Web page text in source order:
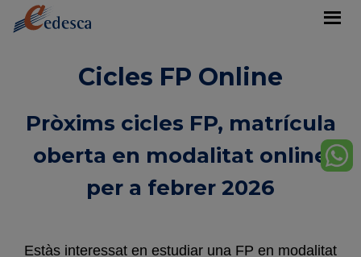
Cicles FP Online
Pròxims cicles FP, matrícula
oberta en modalitat online
per a febrer 2026
Estàs interessat en estudiar una FP en modalitat